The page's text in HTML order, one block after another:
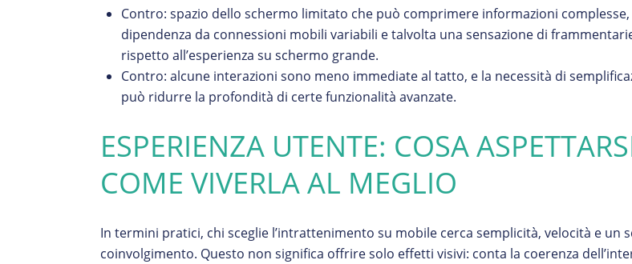
Contro: spazio dello schermo limitato che può comprimere informazioni complesse,
dipendenza da connessioni mobili variabili e talvolta una sensazione di
rispetto all’esperienza su schermo grande.
Contro: alcune interazioni sono meno immediate al tatto, e la necessità di
può ridurre la profondità di certe funzionalità avanzate.
ESPERIENZA UTENTE: COSA
COME VIVERLA AL MEGLIO
In termini pratici, chi sceglie l’intrattenimento su mobile cerca semplicità, velocità e un
coinvolgimento. Questo non significa offrire solo effetti visivi: conta la coerenza